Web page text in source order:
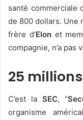
santé commerciale
de 800 dollars. Une
frère d’Elonet
compagnie, n’a pas
25
C’est la SEC, ‘’
organisme